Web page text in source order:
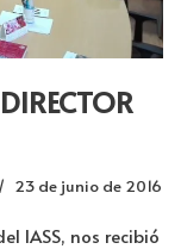
23 de junio de 2016
IASS, nos recibió